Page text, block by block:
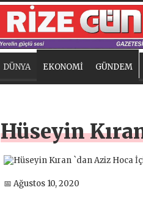
DÜNYA EKONOMİ GÜNDEM
Hüseyin
📅 Ağustos 10, 2020